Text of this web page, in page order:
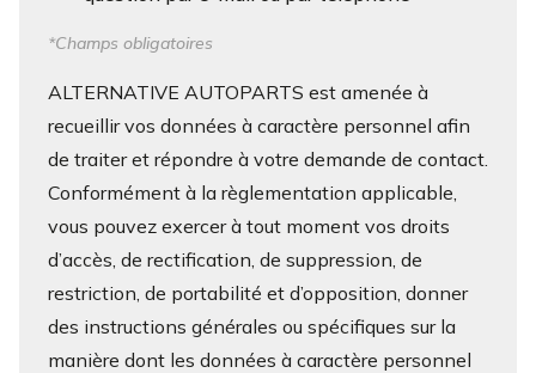
*Champs obligatoires
ALTERNATIVE AUTOPARTS est amenée à
recueillir vos données à caractère personnel afin
de traiter et répondre à votre demande de contact.
Conformément à la règlementation applicable,
vous pouvez exercer à tout moment vos droits
d’accès, de rectification, de suppression, de
restriction, de portabilité et d’opposition, donner
des instructions générales ou spécifiques sur la
manière dont les données à caractère personnel